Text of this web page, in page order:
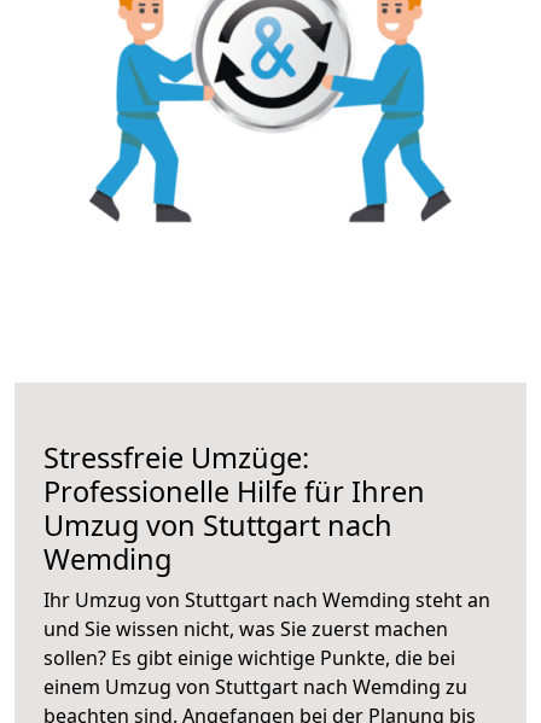
Stressfreie Umzüge:
Professionelle Hilfe für Ihren
Umzug von Stuttgart nach
Wemding
Ihr Umzug von Stuttgart nach Wemding steht an
und Sie wissen nicht, was Sie zuerst machen
sollen? Es gibt einige wichtige Punkte, die bei
einem Umzug von Stuttgart nach Wemding zu
beachten sind. Angefangen bei der Planung bis